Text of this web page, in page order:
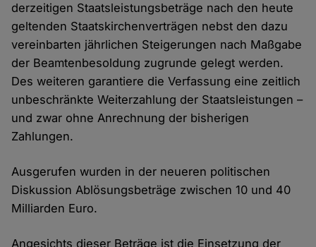
derzeitigen Staatsleistungsbeträge nach den heute
geltenden Staatskirchenverträgen nebst den dazu
vereinbarten jährlichen Steigerungen nach Maßgabe
der Beamtenbesoldung zugrunde gelegt werden.
Des weiteren garantiere die Verfassung eine zeitlich
unbeschränkte Weiterzahlung der Staatsleistungen –
und zwar ohne Anrechnung der bisherigen
Zahlungen.
Ausgerufen wurden in der neueren politischen
Diskussion Ablösungsbeträge zwischen 10 und 40
Milliarden Euro.
Angesichts dieser Beträge ist die Einsetzung der